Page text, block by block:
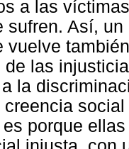
a las
sufren. Así,
vuelve
de las
la
porque